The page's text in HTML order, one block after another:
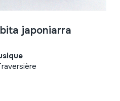
japoniarra